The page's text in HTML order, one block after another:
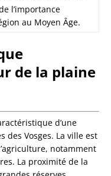
l’importance
au Moyen Âge.
de la plaine
d’une
des Vosges. La ville est
notamment
La proximité de la